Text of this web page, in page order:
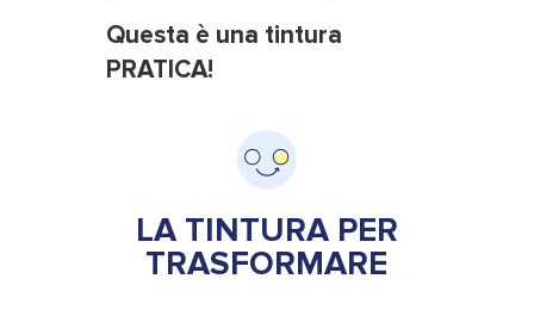
Questa è una tintura
PRATICA!
LA TINTURA PER
TRASFORMARE